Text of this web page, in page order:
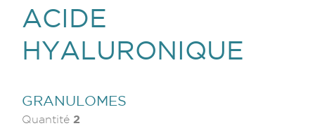
ACIDE
HYALURONIQUE
GRANULOMES
Quantité 2